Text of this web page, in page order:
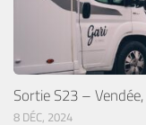
Sortie S23 –
8 DÉC, 2024